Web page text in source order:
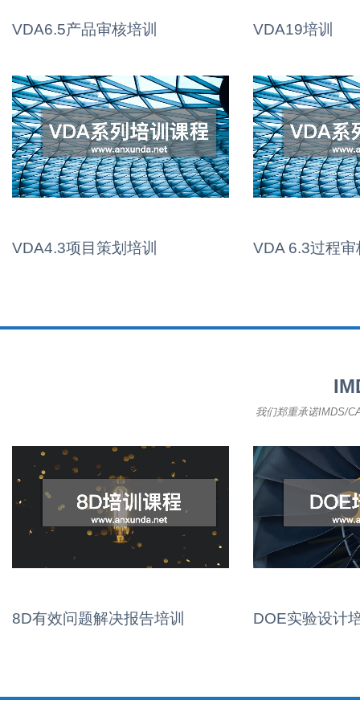
VDA6.5产品审核培训 VDA19培训
VDA4.3项目策划培训 VDA 6.3过程审
我们郑重承诺IMDS/
8D有效问题解决报告培训 DOE实验设计